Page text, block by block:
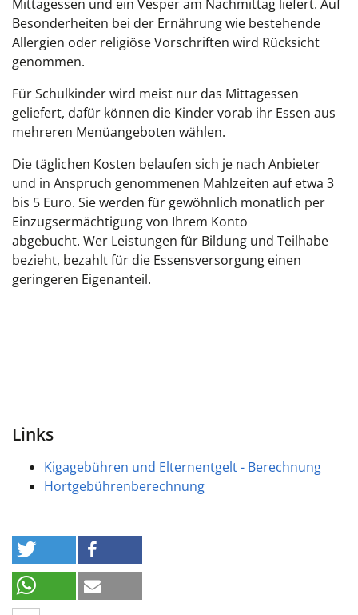
Mittagessen und ein Vesper am Nachmittag liefert. Auf
Besonderheiten bei der Ernährung wie bestehende
Allergien oder religiöse Vorschriften wird Rücksicht
genommen.
Für Schulkinder wird meist nur das Mittagessen
geliefert, dafür können die Kinder vorab ihr Essen aus
mehreren Menüangeboten wählen.
Die täglichen Kosten belaufen sich je nach Anbieter
und in Anspruch genommenen Mahlzeiten auf etwa 3
bis 5 Euro. Sie werden für gewöhnlich monatlich per
Einzugsermächtigung von Ihrem Konto
abgebucht. Wer Leistungen für Bildung und Teilhabe
bezieht, bezahlt für die Essensversorgung einen
geringeren Eigenanteil.
Links
Kigagebühren und Elternentgelt - Berechnung
Hortgebührenberechnung